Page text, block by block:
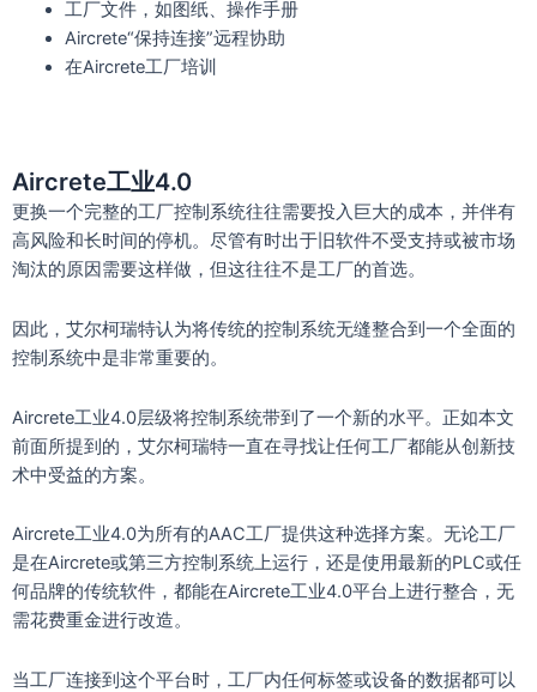
工厂文件，如图纸、操作手册
Aircrete“保持连接”远程协助
在Aircrete工厂培训
Aircrete工业4.0
更换一个完整的工厂控制系统往往需要投入巨大的成本，并伴有
高风险和长时间的停机。尽管有时出于旧软件不受支持或被市场
淘汰的原因需要这样做，但这往往不是工厂的首选。
因此，艾尔柯瑞特认为将传统的控制系统无缝整合到一个全面的
控制系统中是非常重要的。
Aircrete工业4.0层级将控制系统带到了一个新的水平。正如本文
前面所提到的，艾尔柯瑞特一直在寻找让任何工厂都能从创新技
术中受益的方案。
Aircrete工业4.0为所有的AAC工厂提供这种选择方案。无论工厂
是在Aircrete或第三方控制系统上运行，还是使用最新的PLC或任
何品牌的传统软件，都能在Aircrete工业4.0平台上进行整合，无
需花费重金进行改造。
当工厂连接到这个平台时，工厂内任何标签或设备的数据都可以